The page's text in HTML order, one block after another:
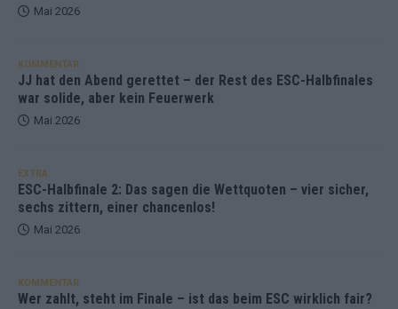
Mai 2026
KOMMENTAR
JJ hat den Abend gerettet – der Rest des ESC-Halbfinales
war solide, aber kein Feuerwerk
Mai 2026
EXTRA
ESC-Halbfinale 2: Das sagen die Wettquoten – vier sicher,
sechs zittern, einer chancenlos!
Mai 2026
KOMMENTAR
Wer zahlt, steht im Finale – ist das beim ESC wirklich fair?